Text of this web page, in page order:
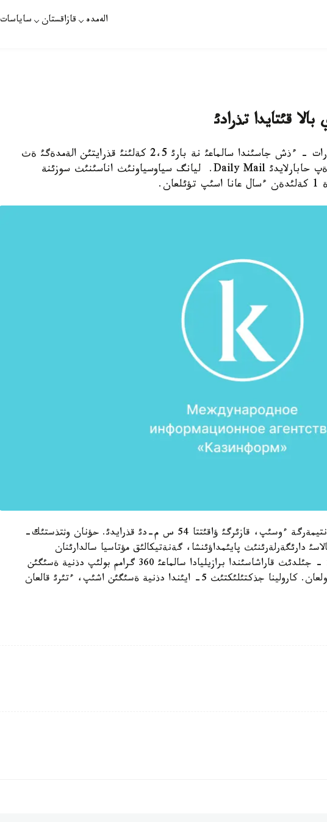
الەمدە قازاقستان ساياسات
قئتايدا تذرادئ
استانا. 18 - شئلدة. قازاقپارات - ءذش جاسئندا سالماعئ نة بارئ 2،5 كةلئنئ قذرايتئن الةمدةگئ ةث
كئشكةنتاي بالا قئتايدا تذرادئ، دةپ حابارلايدئ Daily Mail. ليانگ سياوسياونئث اناسئنئث سوزئنة
ءذش جئلدا ونئث بويئ تةك 21 سانتيمةرگة ءوسئپ، قازئرگئ ؤاقئتتا 54 س م-دئ قذرايدئ. حؤنان وثتذستئك-
دارئگةرلةرئنئث پايئمداؤئنشا، گةنةتيكالئق مؤتاسيا سالدارئنان
ليانگتئث بويئ ةندئ وسپةيدئ. 2011 - جئلدئث قاراشاسئندا برازيليادا سالماعئ 360 گرامم بولئپ دذنية ةسئگئن
اشقان قئزدئث بويئ 27 سانتيمةتر بولعان. كارولينا جذكتئلئكتئث 5- ايئندا دذنية ةسئگئن اشئپ، ءتئرئ قالعان